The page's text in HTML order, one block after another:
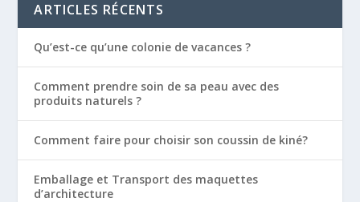
ARTICLES RÉCENTS
Qu’est-ce qu’une colonie de vacances ?
Comment prendre soin de sa peau avec des
produits naturels ?
Comment faire pour choisir son coussin de kiné?
Emballage et Transport des maquettes
d’architecture